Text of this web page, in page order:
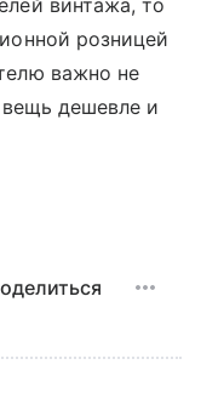
винтажа, то
розницей
важно не
дешевле и